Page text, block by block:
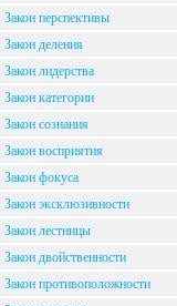
Закон перспективы
Закон деления
Закон лидерства
Закон категории
Закон сознания
Закон восприятия
Закон фокуса
Закон эксклюзивности
Закон лестницы
Закон двойственности
Закон противоположности